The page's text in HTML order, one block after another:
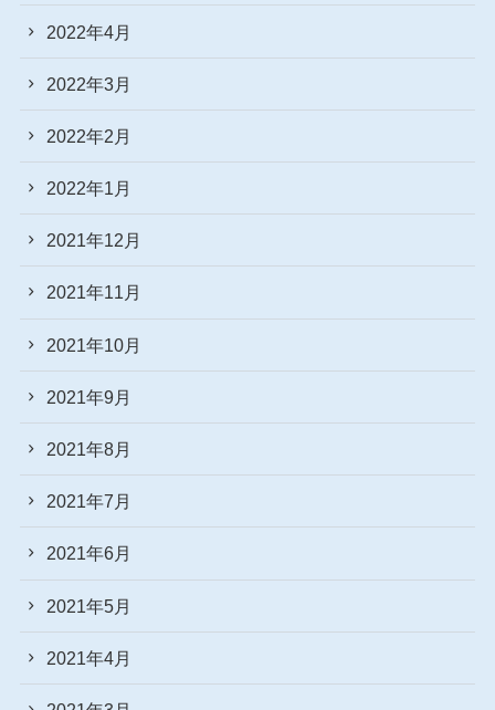
2022年4月
2022年3月
2022年2月
2022年1月
2021年12月
2021年11月
2021年10月
2021年9月
2021年8月
2021年7月
2021年6月
2021年5月
2021年4月